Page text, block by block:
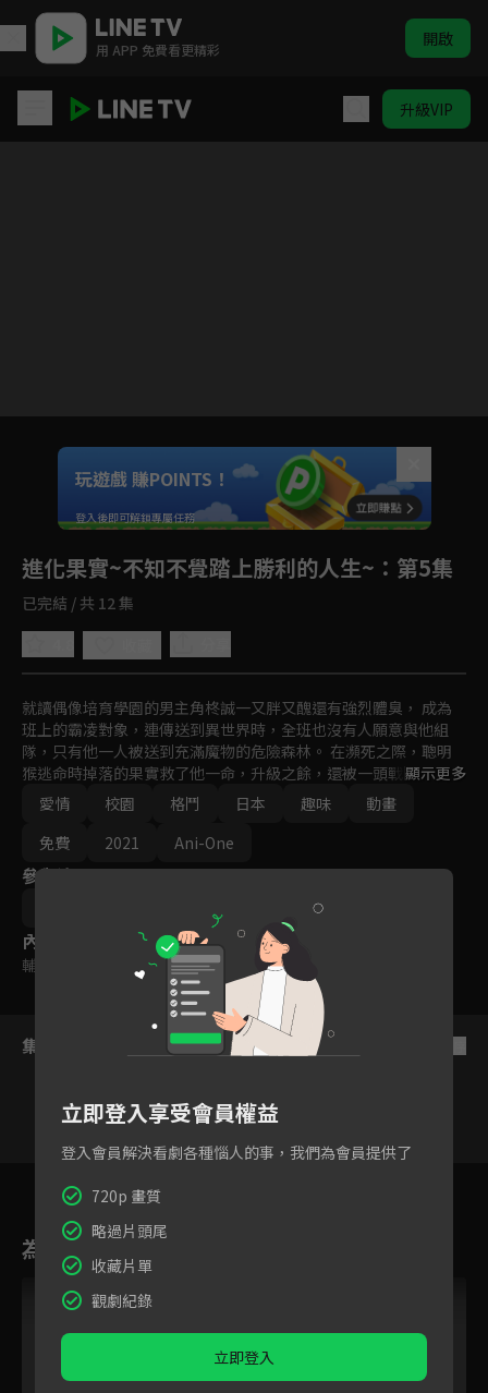
用 APP 免費看更精彩 開啟
升級VIP
Unmute
如有不便請見諒
玩遊戲 賺POINTS！
登入後即可解鎖專屬任務
進化果實~不知不覺踏上勝利的人生~ ：第5集
已完結 / 共 12 集
就讀偶像培育學園的男主角柊誠一又胖又醜還有強烈體臭， 成為
班上的霸凌對象，連傳送到異世界時，全班也沒有人願意與他組
隊，只有他一人被送到充滿魔物的危險森林。 在瀕死之際，聰明
猴逃命時掉落的果實救了他一命，升級之餘，還被一頭戰鬥力超強
的母猩猩愛上...
顯示更多
愛情
校園 格鬥 日本 趣味
動畫
免費
2021 Ani-One
參與演員
內容標籤
輔導十二歲級
集數列表
為您推薦
立即登入享受會員權益
登入會員解決看劇各種惱人的事，我們為會員提供了
720p 畫質
略過片頭尾
收藏片單
觀劇紀錄
立即登入